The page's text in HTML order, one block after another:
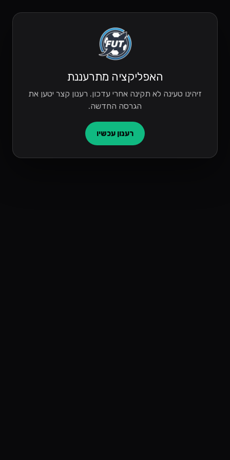
האפליקציה מתרעננת
זיהינו טעינה לא תקינה אחרי עדכון. רענון קצר יטען את
הגרסה החדשה.
רענון עכשיו